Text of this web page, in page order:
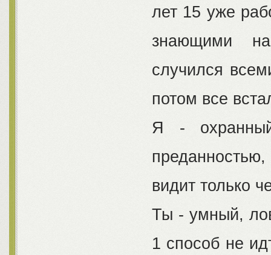
лет 15 уже
знающими
случился
потом все
Я -
видит только
Ты - умный,
1 способ не